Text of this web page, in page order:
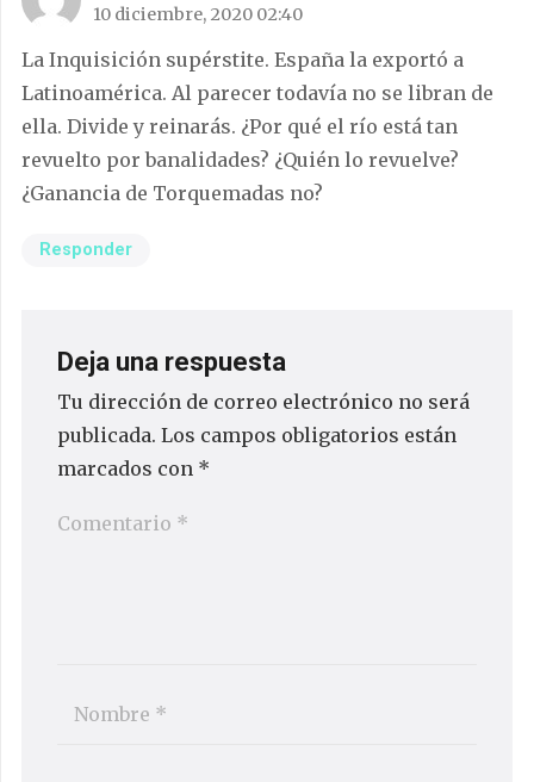
10 diciembre, 2020 02:40
La Inquisición supérstite. España la exportó a
Latinoamérica. Al parecer todavía no se libran de
ella. Divide y reinarás. ¿Por qué el río está tan
revuelto por banalidades? ¿Quién lo revuelve?
¿Ganancia de Torquemadas no?
Responder
Deja una respuesta
Tu dirección de correo electrónico no será
publicada. Los campos obligatorios están
marcados con *